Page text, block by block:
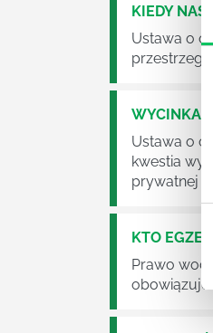
KIEDY
Ustawa o
WYCINKA
Ustawa o
kwestia
prywatnej
KTO
Prawo